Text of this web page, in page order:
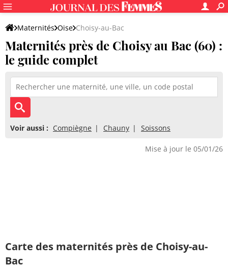
Maternités Oise Choisy-au-Bac
Maternités près de Choisy au Bac (60) :
le guide complet
Voir aussi : Compiègne Chauny Soissons
Mise à jour le 05/01/26
Carte des maternités près de Choisy-au-
Bac